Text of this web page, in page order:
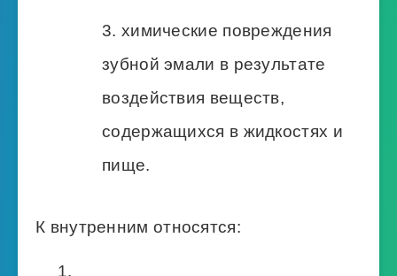
химические повреждения
зубной эмали в результате
воздействия веществ,
содержащихся в жидкостях и
пище.
К внутренним относятся: